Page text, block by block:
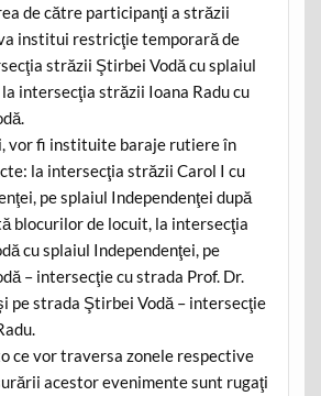
de către participanţi a străzii
institui restricţie temporară de
străzii Ştirbei Vodă cu splaiul
intersecţia străzii Ioana Radu cu
vor fi instituite baraje rutiere în
la intersecţia străzii Carol I cu
pe splaiul Independenţei după
blocurilor de locuit, la intersecţia
cu splaiul Independenţei, pe
– intersecţie cu strada Prof. Dr.
pe strada Ştirbei Vodă – intersecţie
ce vor traversa zonele respective
acestor evenimente sunt rugaţi